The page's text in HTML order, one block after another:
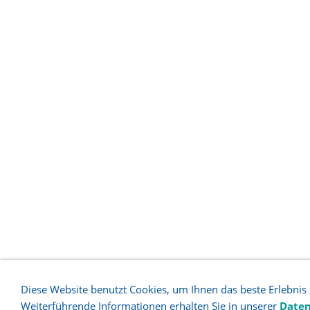
Diese Website benutzt Cookies, um Ihnen das beste
Weiterführende Informationen erhalten Sie in unserer